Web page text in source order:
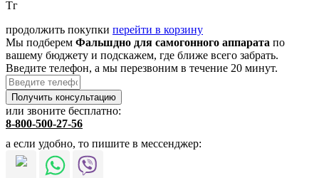
Тг
продолжить покупки перейти в корзину
Мы подберем Фальшдно для самогонного аппарата по
вашему бюджету и подскажем, где ближе всего забрать.
Введите телефон, а мы перезвоним в течение 20 минут.
или звоните бесплатно:
8-800-500-27-56
а если удобно, то пишите в мессенджер: